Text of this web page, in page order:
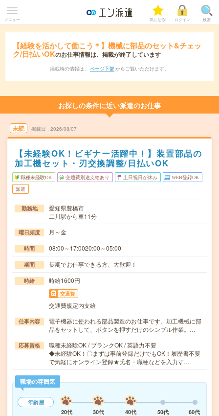
メニュー 気になる! ログイン 検索
【経験を活かして働こう＊】機械に部品のセット&チェッ
ク/日払いOKのお仕事情報は、掲載が終了しています
掲載時の情報は、 ページ下部 からご覧いただけます。
お探しの条件に近い派遣のお仕事
未読 掲載日 2026/08/07
【未経験OK！ビギナー活躍中！】装置部品の
加工機セット・刃交換調整/日払いOK
職種未経験OK 交通費別途支給あり 土日祝日が休み WEB登録OK
派遣
勤務地
愛知県豊橋市
二川駅から車11分
曜日頻度 月～金
時間 08:00～17:0020:00～05:00
期間 長期でお仕事できる方、大歓迎！
時給 時給1600円
交通費
交通費規定内支給
仕事内容
電子機器に使われる部品製造のお仕事です。加工機械に部
品をセットして、ボタンを押すだけのシンプル作業。…
応募資格
職種未経験OK / ブランクOK / 英語力不要
◆未経験OK！〇まずは事前登録だけでもOK！履歴書不要
で気軽にオンライン登録★氏名・職種などを入力す…
職場の雰囲気
年齢層
20代
30代 40代 50代 60代